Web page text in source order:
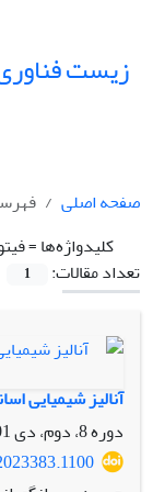
زیست
صفحه اصلی
کلیدواژه‌ها =
تعداد مقالات:
1
آنالیز شیمیایی
دوره 8، دوم، دی 1401